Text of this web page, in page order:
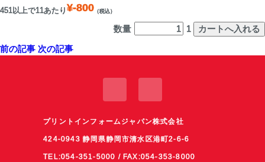
451以上で11あたり ¥-800 （税込）
数量
1
前の記事 次の記事
プリントインフォームジャパン株式会社
424-0943 静岡県静岡市清水区港町2-6-6
TEL:054-351-5000 / FAX:054-353-8000